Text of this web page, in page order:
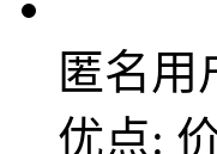
匿名用
优点: